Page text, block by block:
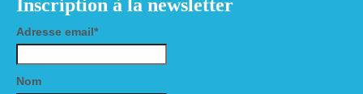
Inscription à la newsletter
Adresse email*
Nom